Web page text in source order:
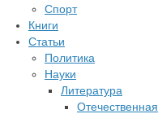
Спорт
Книги
Статьи
Политика
Науки
Литература
Отечественная